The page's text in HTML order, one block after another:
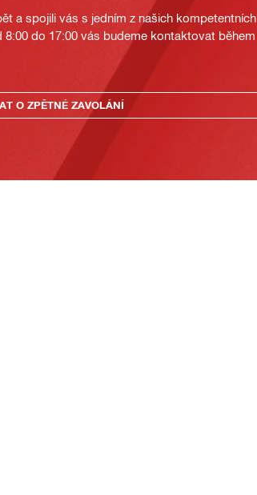
a spojili vás s jedním z našich kompetentních
do 17:00 vás budeme kontaktovat během
O ZPĚTNÉ ZAVOLÁNÍ